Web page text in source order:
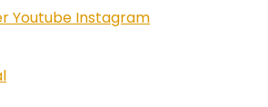
Youtube Instagram